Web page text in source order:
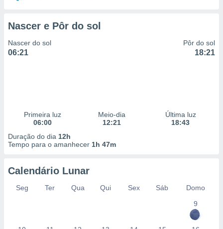
Nascer e Pôr do sol
Nascer do sol
06:21
Pôr do sol
18:21
Primeira luz
06:00
Meio-dia
12:21
Última luz
18:43
Duração do dia 12h
Tempo para o amanhecer 1h 47m
Calendário Lunar
Seg Ter Qua Qui Sex Sáb
Domo
9